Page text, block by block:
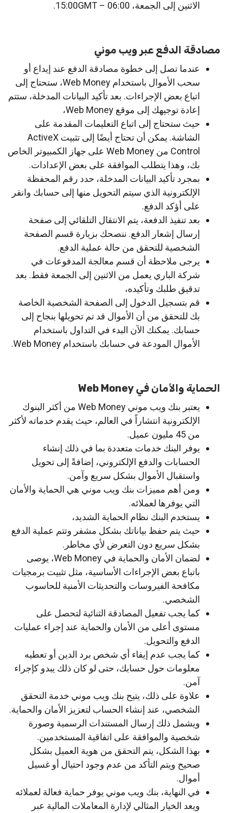
الاثنين إلى الجمعة، 06:00 – 15:00GMT.
مصادقة الدفع عبر ويب موني
عندما تصل إلى خطوة مصادقة الدفع عند إيداع أو
سحب الأموال باستخدام Web Money، ستحتاج إلى
اتباع بعض الإجراءات. بعد تأكيد البيانات المدخلة، ستتم
إعادة توجيهك إلى موقع Web Money،
حيث ستحتاج إلى اتباع التعليمات المقدمة على
الشاشة. يمكن أن تحتاج أيضًا إلى تثبيت ActiveX
Control من Web Money على جهاز الكمبيوتر الخاص
بك، وهذا يتطلب الموافقة على بعض الإعدادات.
بمجرد تأكيد البيانات المدخلة، حدد رقم المحفظة
الإلكترونية الذي سيتم التحويل منها إلى حسابك وانقر
على أؤكد الدفع.
بعد تنفيذ الدفعة، يتم الانتقال التلقائي إلى صفحة
إرسال إشعار الدفع. ننصحك بزيارة قسم الصفحة
الشخصية للتحقق من حالة عملية الدفع.
يرجى ملاحظة أن قسم معالجة المدفوعات في
شركة الباري يعمل من الاثنين إلى الجمعة فقط. بعد
تدقيق طلبك وتأكيده،
قم بتسجيل الدخول إلى الصفحة الشخصية الخاصة
بك للتحقق من أن الأموال قد تم تحويلها بنجاح إلى
حسابك. يمكنك الآن البدء في التداول باستخدام
الأموال المودعة في حسابك باستخدام Web Money.
الحماية والأمان في Web Money
يعتبر بنك ويب موني Web Money من أكثر البنوك
الإلكترونية انتشاراً في العالم، حيث يقدم خدماته لأكثر
من 45 مليون عميل.
يوفر البنك خدمات متعددة بما في ذلك إنشاء
الحسابات والدفع الإلكتروني، إضافةً إلى تحويل
واستقبال الأموال بشكل سريع وآمن.
ومن أهم مميزات بنك ويب موني هي الحماية والأمان
التي يوفرها لعملائه.
يستخدم البنك نظام الحماية الشديد،
حيث يتم حفظ بياناتك بشكل مشفر وتتم عملية الدفع
بشكل سريع دون التعرض لأي مخاطر.
لضمان الأمان والحماية في Web Money، يوصى
باتباع بعض الإجراءات الأساسية، مثل تثبيت برمجيات
مكافحة الفيروسات والتحديثات الأمنية للحاسوب
الشخصي.
كما يجب تفعيل المصادقة الثنائية لتحصل على
مستوى أعلى من الأمان والحماية عند إجراء عمليات
الدفع والتحويل.
كما يجب عدم إيفاء أي شخص برد الدين أو تعطيه
معلومات حول حسابك، حتى لو كان ذلك يبدو كإجراء
آمن.
علاوة على ذلك، يتيح بنك ويب موني خدمة التحقق
الشخصي، عند إنشاء الحساب لتعزيز الأمان والحماية.
ويشمل ذلك إرسال المستندات الرسمية وصورة
شخصية والموافقة على اتفاقية المستخدمين.
بهذا الشكل، يتم التحقق من هوية العميل بشكل
صحيح ويتم التأكد من عدم وجود احتيال أو غسيل
أموال.
في النهاية، بنك ويب موني يوفر حماية فعالة لعملائه
ويعد الخيار المثالي لإدارة المعاملات المالية عبر